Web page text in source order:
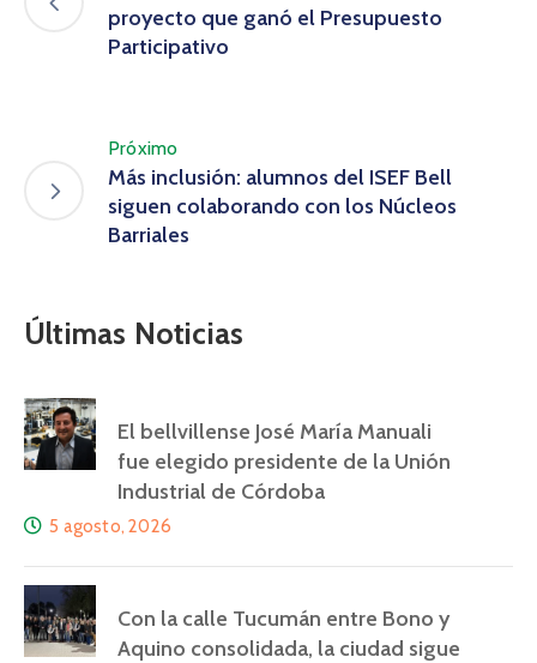
proyecto que ganó el Presupuesto
Participativo
Próximo
Más inclusión: alumnos del ISEF Bell
siguen colaborando con los Núcleos
Barriales
Últimas Noticias
El bellvillense José María Manuali
fue elegido presidente de la Unión
Industrial de Córdoba
5 agosto, 2026
Con la calle Tucumán entre Bono y
Aquino consolidada, la ciudad sigue